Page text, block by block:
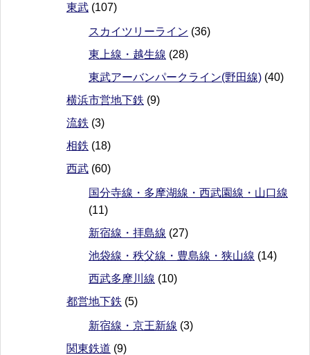
東武 (107)
スカイツリーライン (36)
東上線・越生線 (28)
東武アーバンパークライン(野田線) (40)
横浜市営地下鉄 (9)
流鉄 (3)
相鉄 (18)
西武 (60)
国分寺線・多摩湖線・西武園線・山口線
(11)
新宿線・拝島線 (27)
池袋線・秩父線・豊島線・狭山線 (14)
西武多摩川線 (10)
都営地下鉄 (5)
新宿線・京王新線 (3)
関東鉄道 (9)